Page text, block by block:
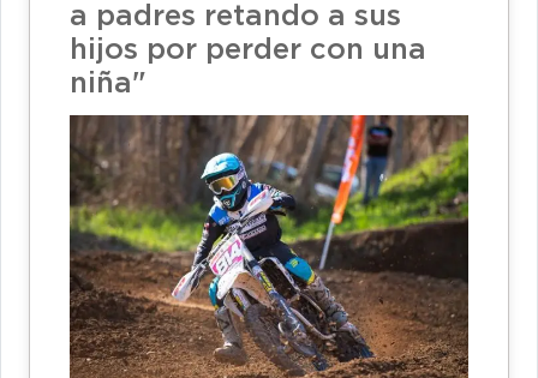
a padres retando a sus
hijos por perder con una
niña"